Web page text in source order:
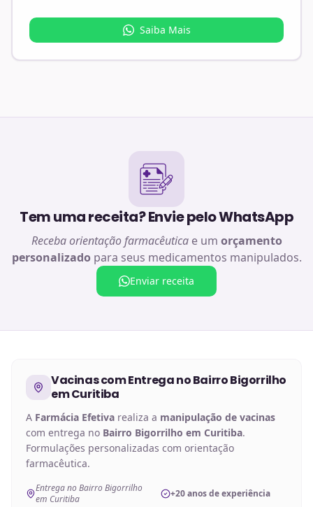
Saiba Mais
Tem uma receita? Envie pelo WhatsApp
Receba orientação farmacêuticae um orçamento
personalizado para seus medicamentos manipulados.
Enviar receita
Vacinascom Entrega noBairro Bigorrilho
em Curitiba
A Farmácia Efetiva realiza a manipulação de vacinas
com entrega no Bairro Bigorrilho em Curitiba.
Formulações personalizadas com orientação
farmacêutica.
Entrega no Bairro Bigorrilho
em Curitiba
+20 anos de experiência